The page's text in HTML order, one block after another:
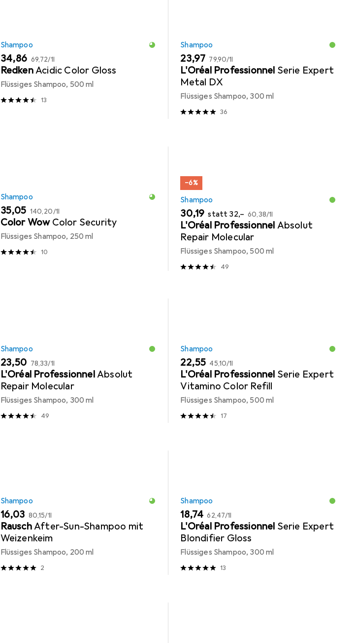
Shampoo
EUR
34,86 EUR
69,72/1l
RedkenAcidic Color Gloss
Flüssiges Shampoo, 500 ml
13
Shampoo
EUR
23,97 EUR
79,90/1l
L'Oréal Professionnel Serie Expert
Metal DX
Flüssiges Shampoo, 300 ml
36
Shampoo
EUR
35,05 EUR
140,20/1l
Color Wow Color Security
Flüssiges Shampoo, 250 ml
10
−6%
Shampoo
EUR
30,19 statt EUR
32,– EUR
60,38/1l
L'Oréal Professionnel Absolut
Repair Molecular
Flüssiges Shampoo, 500 ml
49
Shampoo
EUR
23,50 EUR
78,33/1l
L'Oréal ProfessionnelAbsolut
Repair Molecular
Flüssiges Shampoo, 300 ml
49
Shampoo
EUR
22,55 EUR
45,10/1l
L'Oréal Professionnel Serie Expert
Vitamino Color Refill
Flüssiges Shampoo, 500 ml
17
Shampoo
EUR
16,03 EUR
80,15/1l
RauschAfter-Sun-Shampoo mit
Weizenkeim
Flüssiges Shampoo, 200 ml
2
Shampoo
EUR
18,74 EUR
62,47/1l
L'Oréal Professionnel Serie Expert
Blondifier Gloss
Flüssiges Shampoo, 300 ml
13